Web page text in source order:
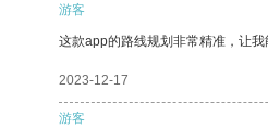
游客
这款app的路线规划非常精准，让我
2023-12-17
游客